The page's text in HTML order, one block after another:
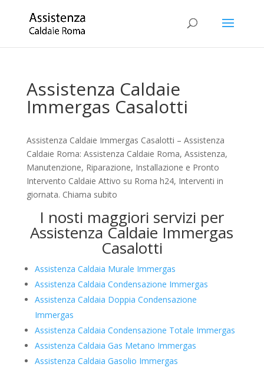
Assistenza Caldaie
Immergas Casalotti
Assistenza Caldaie Immergas Casalotti – Assistenza
Caldaie Roma: Assistenza Caldaie Roma, Assistenza,
Manutenzione, Riparazione, Installazione e Pronto
Intervento Caldaie Attivo su Roma h24, Interventi in
giornata. Chiama subito
I nosti maggiori servizi per
Assistenza Caldaie Immergas
Casalotti
Assistenza Caldaia Murale Immergas
Assistenza Caldaia Condensazione Immergas
Assistenza Caldaia Doppia Condensazione
Immergas
Assistenza Caldaia Condensazione Totale Immergas
Assistenza Caldaia Gas Metano Immergas
Assistenza Caldaia Gasolio Immergas